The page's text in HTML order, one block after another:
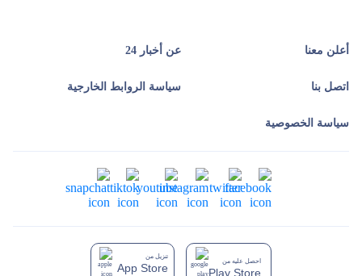
أعلن معنا عن أخبار 24
اتصل بنا سياسة الروابط الخارجية
سياسة الخصوصية
تنزيل من
App Store
احصل عليه من
Play Store